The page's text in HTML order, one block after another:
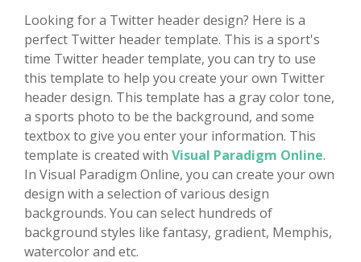
Looking for a Twitter header design? Here is a
perfect Twitter header template. This is a sport's
time Twitter header template, you can try to use
this template to help you create your own Twitter
header design. This template has a gray color tone,
a sports photo to be the background, and some
textbox to give you enter your information. This
template is created with Visual Paradigm Online.
In Visual Paradigm Online, you can create your own
design with a selection of various design
backgrounds. You can select hundreds of
background styles like fantasy, gradient, Memphis,
watercolor and etc.